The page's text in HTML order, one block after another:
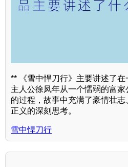
** 《雪中悍刀行》主要讲述了在
主人公徐凤年从一个懦弱的富
的过程，故事中充满了豪情壮
正义的深刻思考。
雪中悍刀行